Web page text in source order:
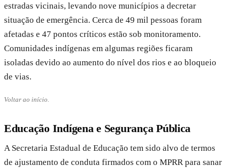
estradas vicinais, levando nove municípios a decretar
situação de emergência. Cerca de 49 mil pessoas foram
afetadas e 47 pontos críticos estão sob monitoramento.
Comunidades indígenas em algumas regiões ficaram
isoladas devido ao aumento do nível dos rios e ao bloqueio
de vias.
Voltar ao início.
Educação Indígena e Segurança Pública
A Secretaria Estadual de Educação tem sido alvo de termos
de ajustamento de conduta firmados com o MPRR para sanar